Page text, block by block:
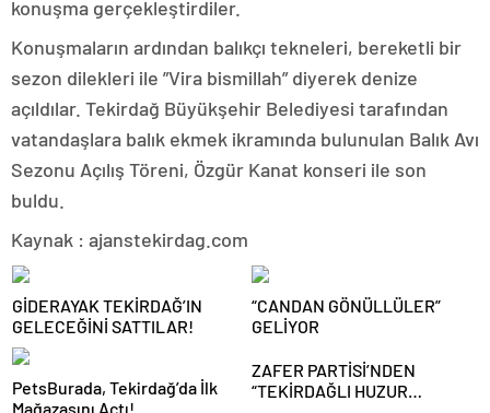
konuşma gerçekleştirdiler.
Konuşmaların ardından balıkçı tekneleri, bereketli bir
sezon dilekleri ile ”Vira bismillah” diyerek denize
açıldılar. Tekirdağ Büyükşehir Belediyesi tarafından
vatandaşlara balık ekmek ikramında bulunulan Balık Avı
Sezonu Açılış Töreni, Özgür Kanat konseri ile son
buldu.
Kaynak : ajanstekirdag.com
GİDERAYAK TEKİRDAĞ’IN
GELECEĞİNİ SATTILAR!
“CANDAN GÖNÜLLÜLER”
GELİYOR
PetsBurada, Tekirdağ’da İlk
Mağazasını Açtı!
ZAFER PARTİSİ’NDEN
“TEKİRDAĞLI HUZUR